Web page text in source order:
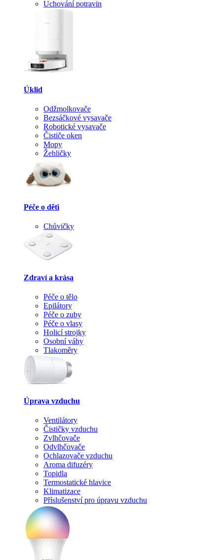
Uchování potravin
Úklid
Odžmolkovače
Bezsáčkové vysavače
Robotické vysavače
Čističe oken
Mopy
Žehličky
Péče o děti
Chůvičky
Zdraví a krása
Péče o tělo
Epilátory
Péče o zuby
Péče o vlasy
Holicí strojky
Osobní váhy
Tlakoměry
Úprava vzduchu
Ventilátory
Čističky vzduchu
Zvlhčovače
Odvlhčovače
Ochlazovače vzduchu
Aroma difuzéry
Topidla
Termostatické hlavice
Klimatizace
Příslušenství pro úpravu vzduchu